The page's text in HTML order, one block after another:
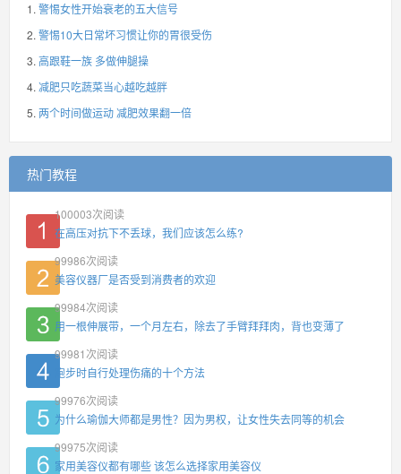
警惕女性开始衰老的五大信号
警惕10大日常坏习惯让你的胃很受伤
高跟鞋一族 多做伸腿操
减肥只吃蔬菜当心越吃越胖
两个时间做运动 减肥效果翻一倍
热门教程
100003次阅读
在高压对抗下不丢球，我们应该怎么练?
99986次阅读
美容仪器厂是否受到消费者的欢迎
99984次阅读
用一根伸展带，一个月左右，除去了手臂拜拜肉，背也变薄了
99981 次阅读
跑步时自行处理伤痛的十个方法
99976次阅读
为什么瑜伽大师都是男性？因为男权，让女性失去同等的机会
99975次阅读
家用美容仪都有哪些 该怎么选择家用美容仪